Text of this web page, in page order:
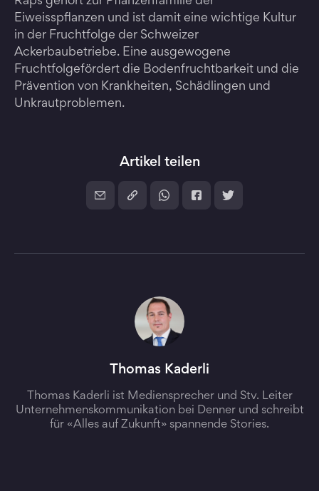
Eiweisspflanzen und ist damit eine wichtige Kultur
in der Fruchtfolge der Schweizer
Ackerbaubetriebe. Eine ausgewogene
Fruchtfolgefördert die Bodenfruchtbarkeit und die
Prävention von Krankheiten, Schädlingen und
Unkrautproblemen.
Artikel teilen
Thomas Kaderli
Thomas Kaderli ist Mediensprecher und Stv. Leiter
Unternehmenskommunikation bei Denner und schreibt
für «Alles auf Zukunft» spannende Stories.